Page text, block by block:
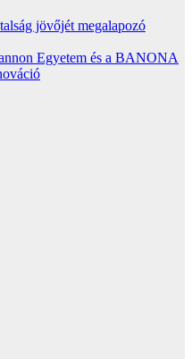
jövőjét megalapozó
Egyetem és a BANONA